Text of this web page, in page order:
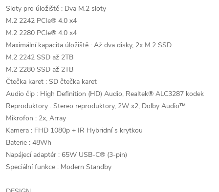
Sloty pro úložiště : Dva M.2 sloty
M.2 2242 PCIe® 4.0 x4
M.2 2280 PCIe® 4.0 x4
Maximální kapacita úložiště : Až dva disky, 2x M.2 SSD
M.2 2242 SSD až 2TB
M.2 2280 SSD až 2TB
Čtečka karet : SD čtečka karet
Audio čip : High Definition (HD) Audio, Realtek® ALC3287 kodek
Reproduktory : Stereo reproduktory, 2W x2, Dolby Audio™
Mikrofon : 2x, Array
Kamera : FHD 1080p + IR Hybridní s krytkou
Baterie : 48Wh
Napájecí adaptér : 65W USB-C® (3-pin)
Speciální funkce : Modern Standby